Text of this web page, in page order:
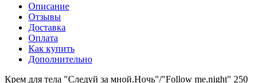
Описание
Отзывы
Доставка
Оплата
Как купить
Дополнительно
Крем для тела "Следуй за мной.Ночь"/"Follow me.night" 250